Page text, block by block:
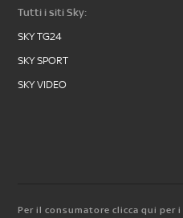
Tutti i siti Sky:
SKY TG24
SKY SPORT
SKY VIDEO
Per il consumatore clicca qui per i